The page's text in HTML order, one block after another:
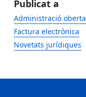
Publicat a
Administració oberta
Factura electrònica
Novetats jurídiques